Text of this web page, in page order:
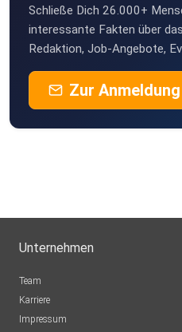
bremen
Geheimratte
Essen
Markuswagner
Schließe Dich 26.000+
interessante Fakten über
Redaktion, Job-Angebote,
Zur Anmeldung
Unternehmen
Team
Karriere
Impressum